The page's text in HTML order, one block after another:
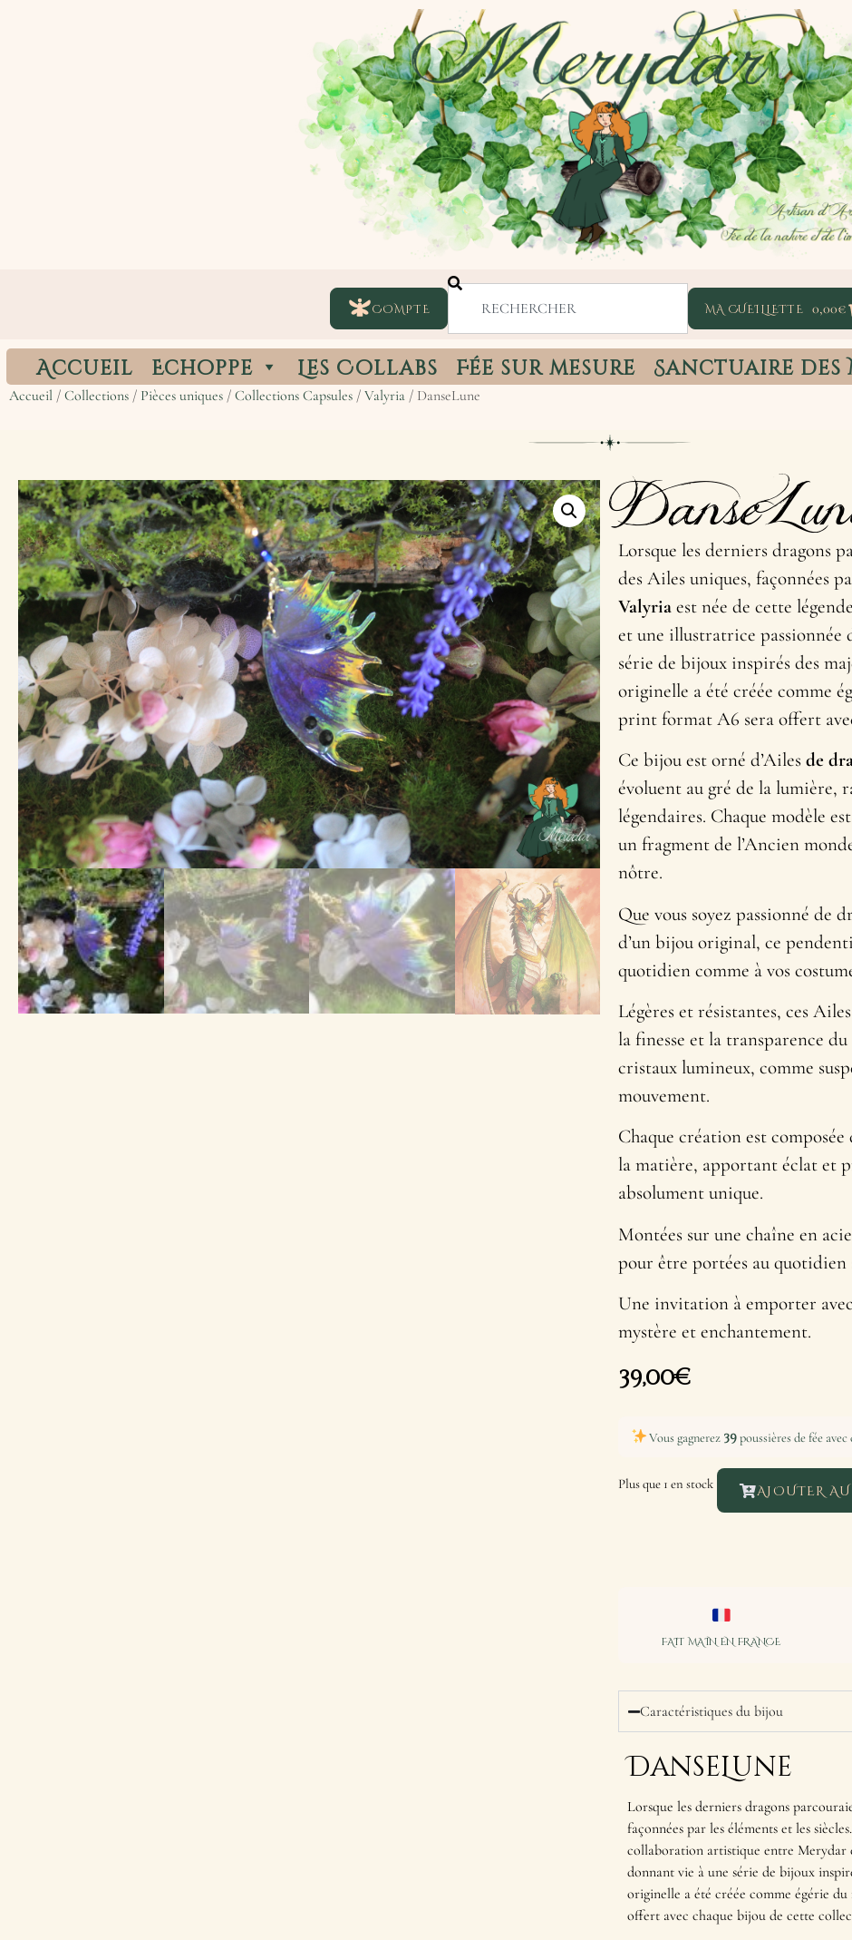
COMPTE 0,00€
Accueil Echoppe Les Collabs Fée sur mesure Sanctuaire des
Accueil / Collections / Pièces uniques / Collections Capsules / Valyria / DanseLune
Lorsque les derniers dragons
des Ailes uniques, façonnées
Valyria est née de cette
et une illustratrice passionnée
série de bijoux inspirés des
originelle a été créée comme
print format A6 sera offert
Ce bijou est orné d’Ailes de
évoluent au gré de la lumière,
légendaires. Chaque modèle
un fragment de l’Ancien
nôtre.
Que vous soyez passionné de
d’un bijou original, ce
quotidien comme à vos
Légères et résistantes, ces
la finesse et la transparence
cristaux lumineux, comme
mouvement.
Chaque création est
la matière, apportant éclat et
absolument unique.
Montées sur une chaîne en
pour être portées au quotidien
Une invitation à emporter
mystère et enchantement.
39,00€
Vous gagnerez 39poussières de fée avec
Plus que 1 en stock AJOUTER
FAIT MAIN EN FRANCE
Caractéristiques du bijou
DanseLune
Lorsque les derniers dragons
façonnées par les éléments et les
collaboration artistique entre Merydar
donnant vie à une série de bijoux
originelle a été créée comme égérie
offert avec chaque bijou de cette